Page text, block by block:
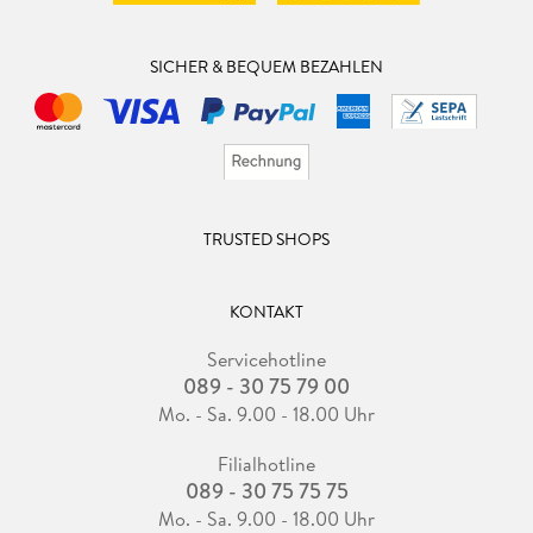
SICHER & BEQUEM BEZAHLEN
TRUSTED SHOPS
KONTAKT
Servicehotline
089 - 30 75 79 00
Mo. - Sa. 9.00 - 18.00 Uhr
Filialhotline
089 - 30 75 75 75
Mo. - Sa. 9.00 - 18.00 Uhr